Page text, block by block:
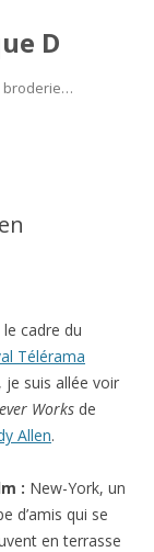
D
broderie…
le cadre du
Télérama
je suis allée voir
Works de
Allen.
: New-York, un
d’amis qui se
en terrasse